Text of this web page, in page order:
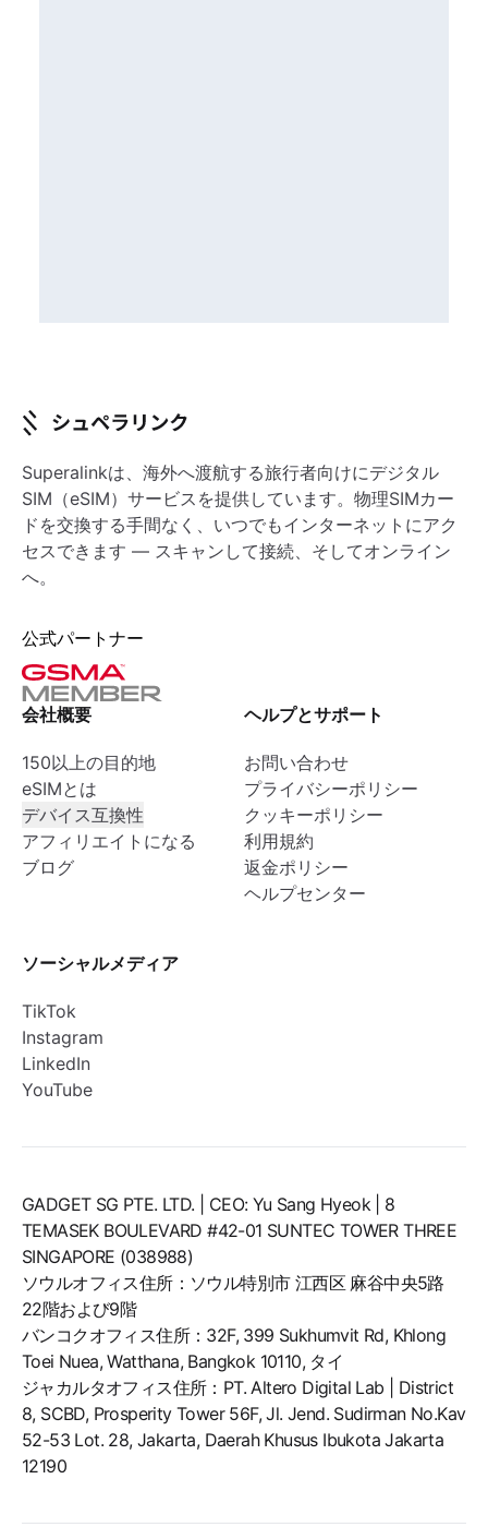
Superalinkは、海外へ渡航する旅行者向けにデジタル
SIM（eSIM）サービスを提供しています。物理SIMカー
ドを交換する手間なく、いつでもインターネットにアク
セスできます — スキャンして接続、そしてオンライン
へ。
公式パートナー
会社概要
150以上の目的地
eSIMとは
デバイス互換性
アフィリエイトになる
ブログ
ヘルプとサポート
お問い合わせ
プライバシーポリシー
クッキーポリシー
利用規約
返金ポリシー
ヘルプセンター
ソーシャルメディア
TikTok
Instagram
LinkedIn
YouTube
GADGET SG PTE. LTD. | CEO: Yu Sang Hyeok | 8
TEMASEK BOULEVARD #42-01 SUNTEC TOWER THREE
SINGAPORE (038988)
ソウルオフィス住所：ソウル特別市 江西区 麻谷中央5路
22階および9階
バンコクオフィス住所：32F, 399 Sukhumvit Rd, Khlong
Toei Nuea, Watthana, Bangkok 10110, タイ
ジャカルタオフィス住所：PT. Altero Digital Lab | District
8, SCBD, Prosperity Tower 56F, Jl. Jend. Sudirman No.Kav
52-53 Lot. 28, Jakarta, Daerah Khusus Ibukota Jakarta
12190